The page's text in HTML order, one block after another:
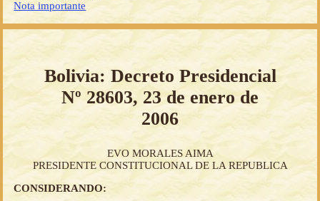
Nota importante
Bolivia: Decreto Presidencial
Nº 28603, 23 de enero de
2006
EVO MORALES AIMA
PRESIDENTE CONSTITUCIONAL DE LA REPUBLICA
CONSIDERANDO: